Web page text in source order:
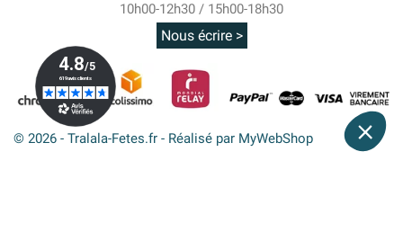
10h00-12h30 / 15h00-18h30
Nous écrire >
© 2026 - Tralala-Fetes.fr - Réalisé par MyWebShop